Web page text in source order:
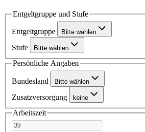
Entgeltgruppe und Stufe
Entgeltgruppe Bitte wählen
Stufe Bitte wählen
Persönliche Angaben
Bundesland Bitte wählen
Zusatzversorgung keine
Arbeitszeit